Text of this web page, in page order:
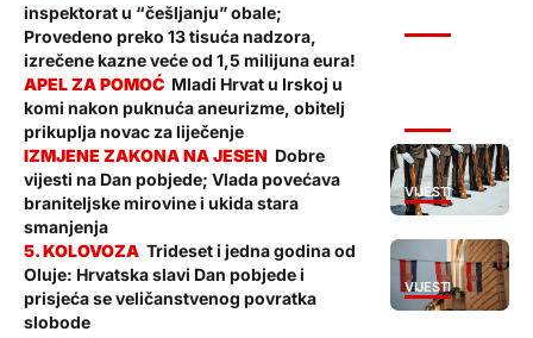
inspektorat u “češljanju” obale;
Provedeno preko 13 tisuća nadzora,
izrečene kazne veće od 1,5 milijuna eura!
Mladi Hrvat u Irskoj u
komi nakon puknuća aneurizme, obitelj
prikuplja novac za liječenje
VIJESTI
Dobre
vijesti na Dan pobjede; Vlada povećava
braniteljske mirovine i ukida stara
smanjenja
VIJESTI
Trideset i jedna godina od
Oluje: Hrvatska slavi Dan pobjede i
prisjeća se veličanstvenog povratka
slobode